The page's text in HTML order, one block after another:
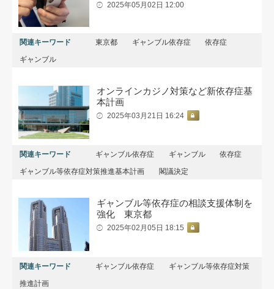
2025年05月02日 12:00
関連キーワード 東京都 ギャンブル依存症
依存症
ギャンブル
オンラインカジノ対策など新依存症基
本計画
2025年03月21日 16:24
関連キーワード ギャンブル依存症 ギャンブル
依存症
ギャンブル等依存症対策推進基本計画
閣議決定
ギャンブル等依存症の相談支援体制を
強化 東京都
2025年02月05日 18:15
関連キーワード ギャンブル依存症
ギャンブル等依存症対策
推進計画